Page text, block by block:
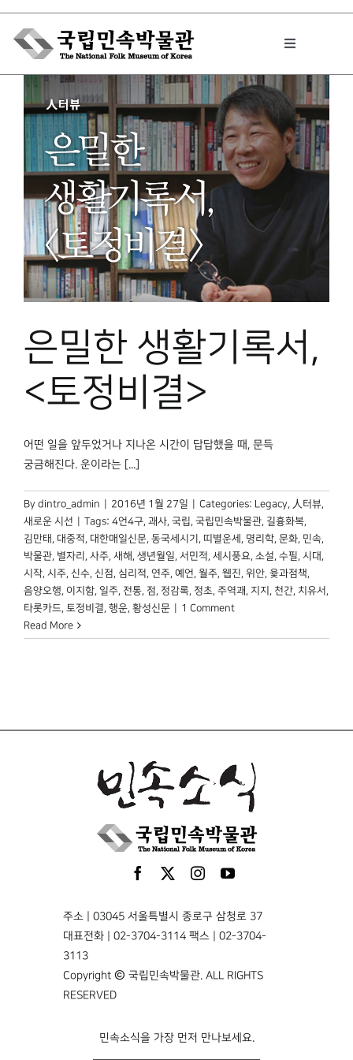
Skip
content
Toggle
박물관에서는
민속이야기
민속 인사이드
원문보기 PDF
박물관 홈페이지
은밀한 생활기록서,
<토정비결>
어떤 일을 앞두었거나 지나온 시간이 답답했을 때, 문득
궁금해진다. 운이라는 [...]
By dintro_admin 2016년 1월 27일 Categories: Legacy, 人터뷰,
새로운 시선
Tags: 4언4구, 괘사, 국립, 국립민속박물관, 길흉화복,
김만태 , 대중적, 대한매일신문, 동국세시기 , 띠별운세 , 명리학, 문화, 민속,
박물관, 별자리 , 사주, 새해 , 생년월일, 서민적, 세시풍요, 소설, 수필, 시대 ,
시작, 시주, 신수, 신점, 심리적, 연주, 예언, 월주, 웹진, 위안, 윷과점책,
음양오행, 이지함, 일주, 전통, 점, 정감록, 정초, 주역괘 , 지지 , 천간, 치유서 ,
타롯카드, 토정비결, 행운, 황성신문
1 Comment
Read More
주소 | 03045 서울특별시 종로구 삼청로 37
대표전화 | 02-3704-3114 팩스 | 02-3704-
3113
Copyright © 국립민속박물관. ALL RIGHTS
RESERVED
민속소식을 가장 먼저 만나보세요.